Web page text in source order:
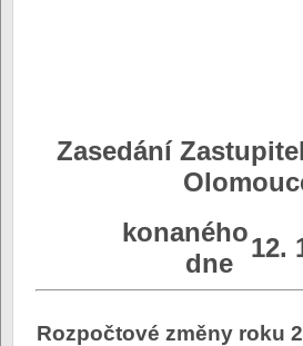
Zasedání
konaného
dne
12.
Rozpočtové změny roku